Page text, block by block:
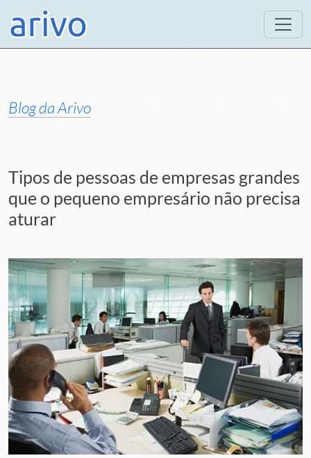
Blog da Arivo
Tipos de pessoas de empresas grandes
que o pequeno empresário não precisa
aturar